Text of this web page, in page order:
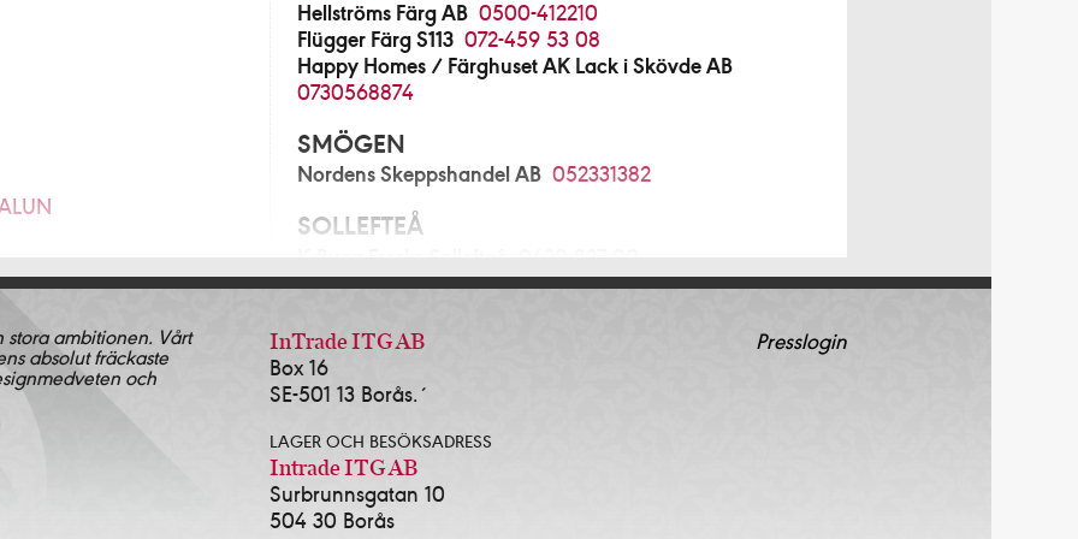
Tapet Alingsås 0322-
AB
Hellströms Färg AB 0500-412210
Flügger Färg S113 072-459 53 08
Happy Homes / Färghuset AK Lack i Skövde AB
0730568874
SMÖGEN
Nordens Skeppshandel AB 052331382
SOLLEFTEÅ
Norrort Färg & Tapetlager AB
Blå Huset i Sollentuna AB
Färgscalan Sthlm AB
SORSELE
Lidens Järnhandel AB
InTrade ITG AB
Box 16
SE-501 13 Borås.´
LAGER OCH BESÖKSADRESS
Intrade ITG AB
Surbrunnsgatan 10
504 30 Borås
Presslogin
ambitionen. Vårt
absolut fräckaste
och